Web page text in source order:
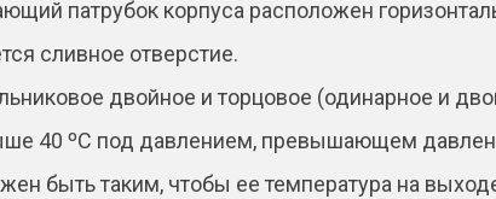
патрубок корпуса расположен
сливное отверстие.
двойное и торцовое (одинарное и
40 ºС под давлением, превышающем
быть таким, чтобы ее температура на